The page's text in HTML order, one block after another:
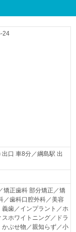
24
口 車8分／綱島駅 出
矯正歯科 部分矯正／矯
／歯科口腔外科／美容
歯／インプラント／ホ
ホワイトニング／ドラ
ぶせ物／親知らず／小